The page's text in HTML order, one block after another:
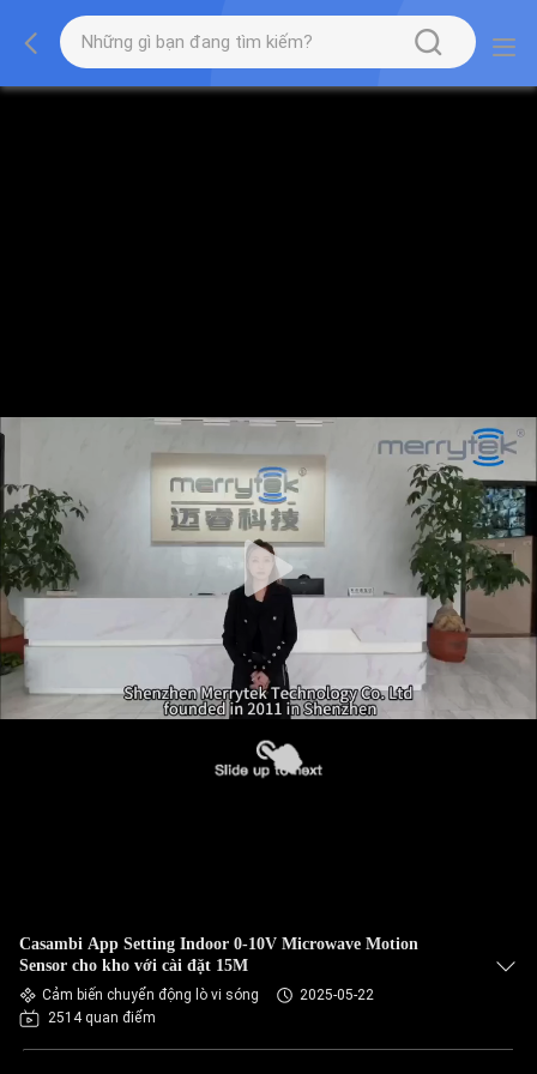
Casambi App Setting Indoor 0-10V Microwave Motion
Sensor cho kho với cài đặt 15M
Cảm biến chuyển động lò vi sóng
2025-05-22
2514 quan điểm